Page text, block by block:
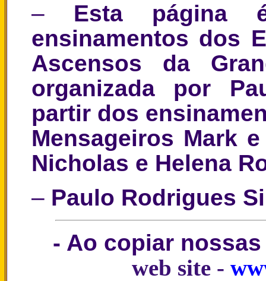
– Esta página
ensinamentos dos
Ascensos da
organizada por
partir dos
Mensageiros Mark
Nicholas e Helena
– Paulo Rodrigues
- Ao copiar
web site -